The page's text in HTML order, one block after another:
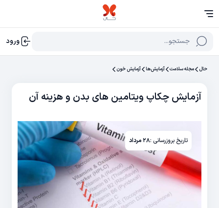
جستجو... ورود
حال مجله سلامت آزمایش‌‌ها آزمایش خون
آزمایش چکاپ ویتامین‌ های بدن و هزینه آن
تاریخ بروزرسانی :۲۸ مرداد